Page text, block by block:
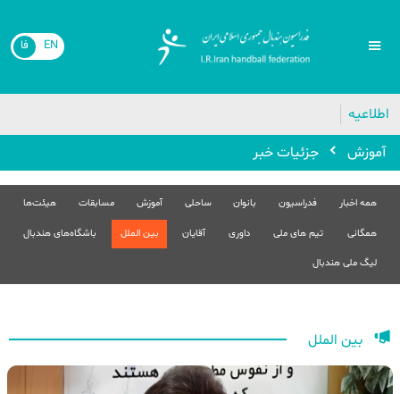
EN فا
اطلاعیه
آموزش
جزئیات خبر
همه اخبار فدراسیون بانوان ساحلی آموزش مسابقات هیئت‌ها
همگانی تیم های ملی داوری آقایان بین الملل باشگاه‌های هندبال
لیگ ملی هندبال
بین الملل